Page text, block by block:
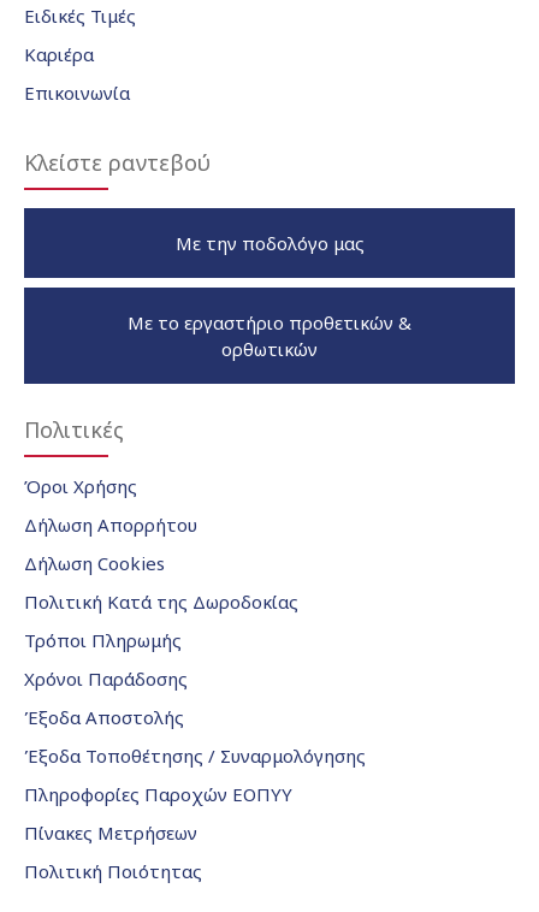
Ειδικές Τιμές
Καριέρα
Επικοινωνία
Κλείστε ραντεβού
Με την ποδολόγο μας
Με το εργαστήριο προθετικών &
ορθωτικών
Πολιτικές
Όροι Χρήσης
Δήλωση Απορρήτου
Δήλωση Cookies
Πολιτική Κατά της Δωροδοκίας
Τρόποι Πληρωμής
Χρόνοι Παράδοσης
Έξοδα Αποστολής
Έξοδα Τοποθέτησης / Συναρμολόγησης
Πληροφορίες Παροχών ΕΟΠΥΥ
Πίνακες Μετρήσεων
Πολιτική Ποιότητας